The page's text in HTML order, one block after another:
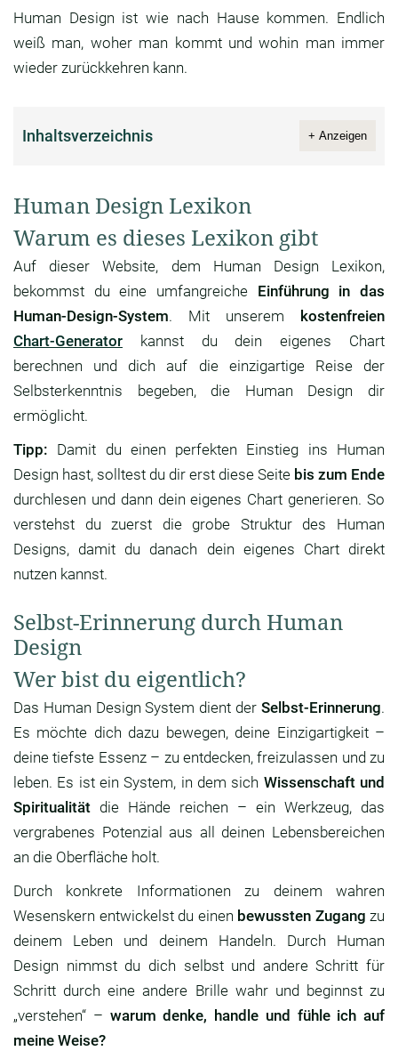
Human Design ist wie nach Hause kommen. Endlich
weiß man, woher man kommt und wohin man immer
wieder zurückkehren kann.
Inhaltsverzeichnis + Anzeigen
Human Design Lexikon
Warum es dieses Lexikon gibt
Auf dieser Website, dem Human Design Lexikon,
bekommst du eine umfangreiche Einführung in das
Human-Design-System. Mit unserem
kostenfreien
Chart-Generator kannst du dein eigenes Chart
berechnen und dich auf die einzigartige Reise der
Selbsterkenntnis begeben, die Human Design dir
ermöglicht.
Tipp: Damit du einen perfekten Einstieg ins Human
Design hast, solltest du dir erst diese Seite bis zum Ende
durchlesen und dann dein eigenes Chart generieren. So
verstehst du zuerst die grobe Struktur des Human
Designs, damit du danach dein eigenes Chart direkt
nutzen kannst.
Selbst-Erinnerung durch Human
Design
Wer bist du eigentlich?
Das Human Design System dient der Selbst-Erinnerung.
Es möchte dich dazu bewegen, deine Einzigartigkeit –
deine tiefste Essenz – zu entdecken, freizulassen und zu
leben. Es ist ein System, in dem sich Wissenschaft und
Spiritualität die Hände reichen – ein Werkzeug, das
vergrabenes Potenzial aus all deinen Lebensbereichen
an die Oberfläche holt.
Durch konkrete Informationen zu deinem wahren
Wesenskern entwickelst du einen bewussten Zugang zu
deinem Leben und deinem Handeln. Durch Human
Design nimmst du dich selbst und andere Schritt für
Schritt durch eine andere Brille wahr und beginnst zu
„verstehen“ – warum denke, handle und fühle ich auf
meine Weise?